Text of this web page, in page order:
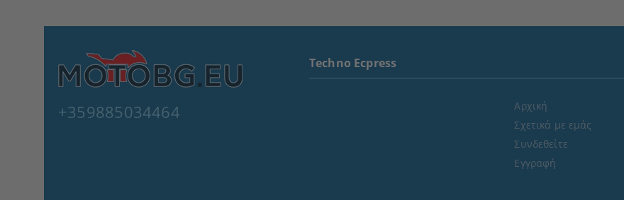
+359885034464
Techno Ecpress
Αρχική
Σχετικά με εμάς
Συνδεθείτε
Εγγραφή